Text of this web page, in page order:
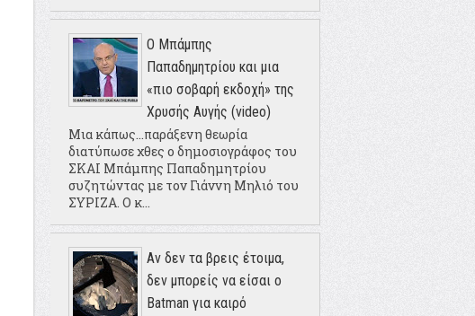
Ο Μπάμπης
Παπαδημητρίου και μια
«πιο σοβαρή εκδοχή» της
Χρυσής Αυγής (video)
Μια κάπως...παράξενη θεωρία
διατύπωσε χθες ο δημοσιογράφος του
ΣΚΑΙ Μπάμπης Παπαδημητρίου
συζητώντας με τον Γιάννη Μηλιό του
ΣΥΡΙΖΑ. Ο κ...
Αν δεν τα βρεις έτοιμα,
δεν μπορείς να είσαι ο
Batman για καιρό